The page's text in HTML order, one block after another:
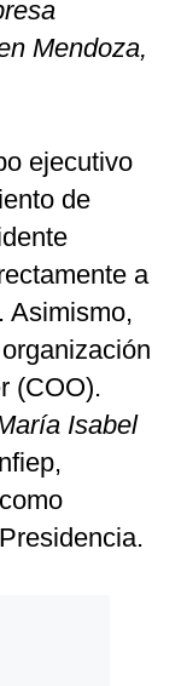
Mendoza,
ejecutivo
de
a
Asimismo,
(COO).
Isabel